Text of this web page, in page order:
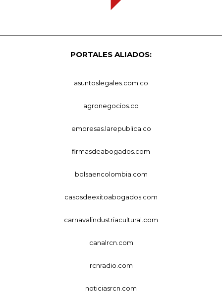
PORTALES ALIADOS:
asuntoslegales.com.co
agronegocios.co
empresas.larepublica.co
firmasdeabogados.com
bolsaencolombia.com
casosdeexitoabogados.com
carnavalindustriacultural.com
canalrcn.com
rcnradio.com
noticiasrcn.com